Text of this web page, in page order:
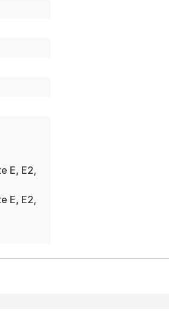
E, E2,
E, E2,